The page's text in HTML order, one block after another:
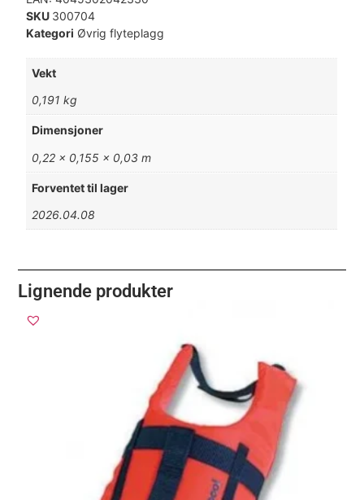
SKU 300704
Kategori Øvrig flyteplagg
Vekt
0,191 kg
Dimensjoner
0,22 × 0,155 × 0,03 m
Forventet til lager
2026.04.08
Lignende produkter